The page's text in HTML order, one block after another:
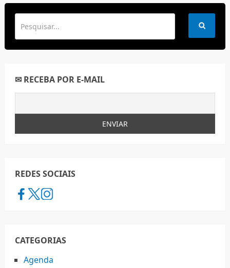
✉ RECEBA POR E-MAIL
REDES SOCIAIS
CATEGORIAS
Agenda